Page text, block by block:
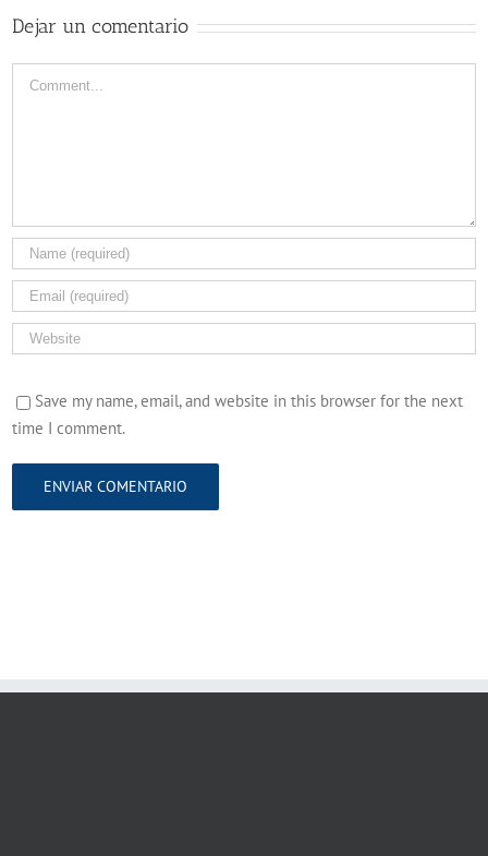
Dejar un comentario
Comment
Save my name, email, and website in this browser for the next
time I comment.